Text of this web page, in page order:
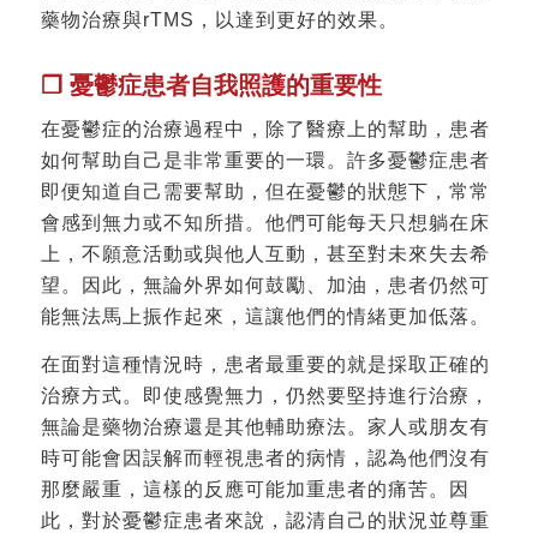
藥物治療與rTMS，以達到更好的效果。
❐ 憂鬱症患者自我照護的重要性
在憂鬱症的治療過程中，除了醫療上的幫助，患者
如何幫助自己是非常重要的一環。許多憂鬱症患者
即便知道自己需要幫助，但在憂鬱的狀態下，常常
會感到無力或不知所措。他們可能每天只想躺在床
上，不願意活動或與他人互動，甚至對未來失去希
望。因此，無論外界如何鼓勵、加油，患者仍然可
能無法馬上振作起來，這讓他們的情緒更加低落。
在面對這種情況時，患者最重要的就是採取正確的
治療方式。即使感覺無力，仍然要堅持進行治療，
無論是藥物治療還是其他輔助療法。家人或朋友有
時可能會因誤解而輕視患者的病情，認為他們沒有
那麼嚴重，這樣的反應可能加重患者的痛苦。因
此，對於憂鬱症患者來說，認清自己的狀況並尊重